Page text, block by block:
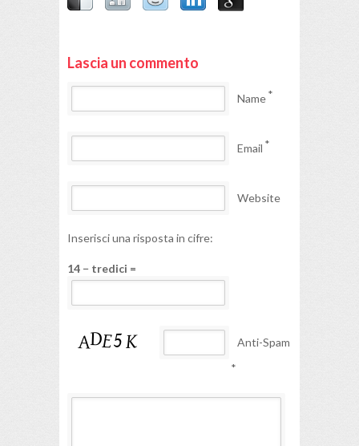
Lascia un commento
Name*
Email *
Website
Inserisci una risposta in cifre:
14 − tredici =
Anti-Spam
*